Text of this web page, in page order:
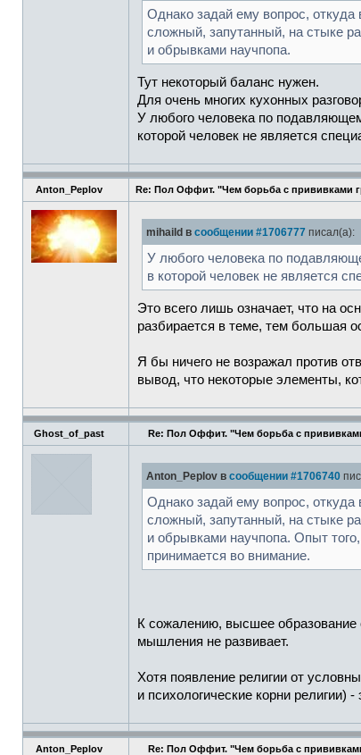
Однако задай ему вопрос,
сложный, запутанный, на стыке
и обрывками научпопа.
Тут некоторый баланс нужен.
Для очень многих кухонных
У любого человека по
которой человек не является
Anton_Peplov Re: Пол Оффит. "Чем борьба с прививками
mihaild в сообщении #1706777 писал(а):
У любого человека по
в которой человек не является
Это всего лишь означает, что на
разбирается в теме, тем большая
Я бы ничего не возражал против
вывод, что некоторые элементы,
Ghost_of_past Re: Пол Оффит. "Чем борьба с
Anton_Peplov в сообщении #1706740
Однако задай ему вопрос,
сложный, запутанный, на стыке
и обрывками научпопа. Опыт
принимается во внимание.
К сожалению, высшее образование
мышления не развивает.
Хотя появление религии от
и психологические корни религии)
Anton_Peplov Re: Пол Оффит. "Чем борьба с